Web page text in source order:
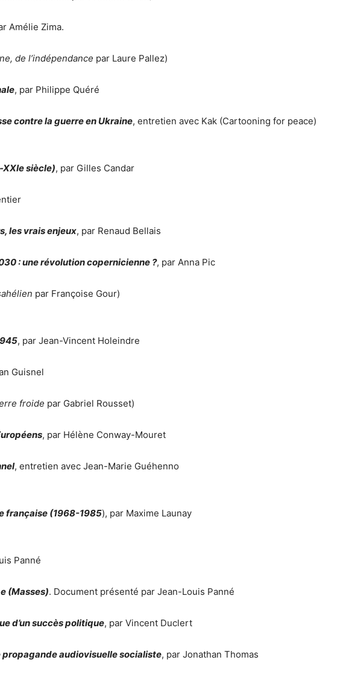
Amélie Zima.
de l’indépendance par Laure Pallez)
, par Philippe Quéré
contre la guerre en Ukraine, entretien avec Kak (Cartooning for peace)
siècle), par Gilles Candar
les vrais enjeux, par Renaud Bellais
: une révolution copernicienne ?, par Anna Pic
par Françoise Gour)
, par Jean-Vincent Holeindre
Guisnel
froide par Gabriel Rousset)
, par Hélène Conway-Mouret
, entretien avec Jean-Marie Guéhenno
française (1968-1985), par Maxime Launay
Panné
(Masses). Document présenté par Jean-Louis Panné
d’un succès politique, par Vincent Duclert
propagande audiovisuelle socialiste, par Jonathan Thomas